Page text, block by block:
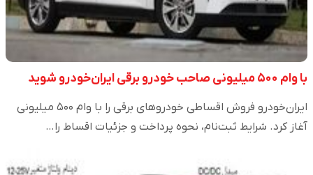
با وام ۵۰۰ میلیونی صاحب خودرو برقی ایران‌خودرو شوید
ایران‌خودرو فروش اقساطی خودروهای برقی را با وام ۵۰۰ میلیونی
آغاز کرد. شرایط ثبت‌نام، نحوه پرداخت و جزئیات اقساط را…